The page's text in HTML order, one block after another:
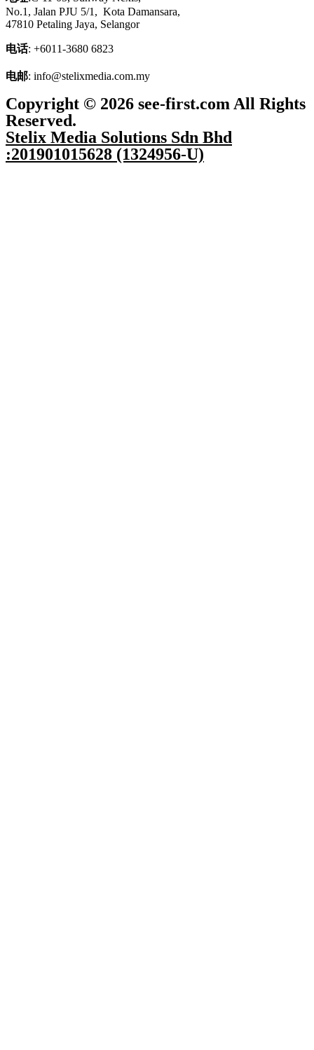
No.1, Jalan PJU 5/1, Kota Damansara,
47810 Petaling Jaya, Selangor
电话: +6011-3680 6823
电邮: info@stelixmedia.com.my
Copyright © 2026 see-first.com All Rights
Reserved.
Stelix Media Solutions Sdn Bhd
:201901015628 (1324956-U)